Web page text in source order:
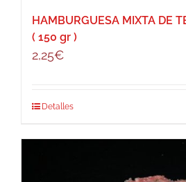
HAMBURGUESA MIXTA DE
( 150 gr )
2,25€
Detalles